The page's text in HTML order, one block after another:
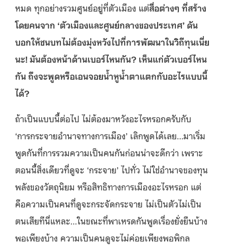
หมด ทุกอย่างรวมศูนย์อยู่ที่ตัวเมือง แต่สื่อต่างๆ ที่สร้าง
โดยคนจาก ‘ตัวเมืองและศูนย์กลางของประเทศ’ ดัน
บอกให้ชนบทไม่ต้องมุ่งหวังไปที่การพัฒนาในวิถีทุนเนี่ย
นะ! มันต้องหน้าด้านเบอร์ไหนกัน? เห็นแก่ตัวเบอร์ไหน
กัน ถึงจะพูดหรือเอนจอยน้ำหูน้ำตาแตกกับอะไรแบบนี้
ได้?
ถ้าเป็นแบบนี้ต่อไป ไม่ต้องมาหวังอะไรหรอกครับกับ
‘การกระจายอำนาจทางการเมือง’ เลิกพูดได้เลย…มาเริ่ม
พูดกันที่การรวมความเป็นคนกันก่อนน่าจะดีกว่า เพราะ
ตอนนี้สิ่งเดียวที่ดูจะ ‘กระจาย’ ไปทั่ว ไม่ใช่อำนาจของทุน
พลังของวัตถุนิยม หรือสิทธิทางการเมืองอะไรหรอก แต่
คือความเป็นคนที่ดูจะกระจัดกระจาย ไม่เป็นตัวไม่เป็น
ตนเสียทีนี่แหละ…ในขณะที่พาเหรดกันพูดเรื่องยั่งยืนบ้าง
พอเพียงบ้าง ความเป็นคนดูจะไม่ค่อยเพียงพอพิกล